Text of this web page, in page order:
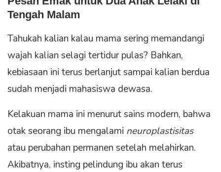
Tengah Malam
Tahukah kalian kalau mama sering memandangi
wajah kalian selagi tertidur pulas? Bahkan,
kebiasaan ini terus berlanjut sampai kalian berdua
sudah menjadi mahasiswa dewasa.
Kelakuan mama ini menurut sains modern, bahwa
otak seorang ibu mengalami neuroplastisitas
atau perubahan permanen setelah melahirkan.
Akibatnya, insting pelindung ibu akan terus